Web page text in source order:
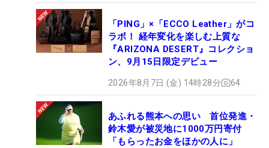
「PING」×「ECCO Leather」がコ
ラボ！ 経年変化を楽しむ上質な
『ARIZONA DESERT』コレクショ
ン、9月15日限定デビュー
2026年8月7日 (金) 14時28分 64
あふれる熊本への思い 首位発進・
鈴木愛が被災地に1000万円寄付
「もらったお金をほかの人に」